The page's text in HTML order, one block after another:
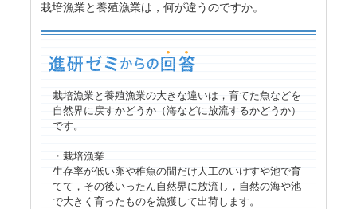
栽培漁業と養殖漁業は，何が違うのですか。
栽培漁業と養殖漁業の大きな違いは，育てた魚などを
自然界に戻すかどうか（海などに放流するかどうか）
です。
・栽培漁業
生存率が低い卵や稚魚の間だけ人工のいけすや池で育
てて，その後いったん自然界に放流し，自然の海や池
で大きく育ったものを漁獲して出荷します。